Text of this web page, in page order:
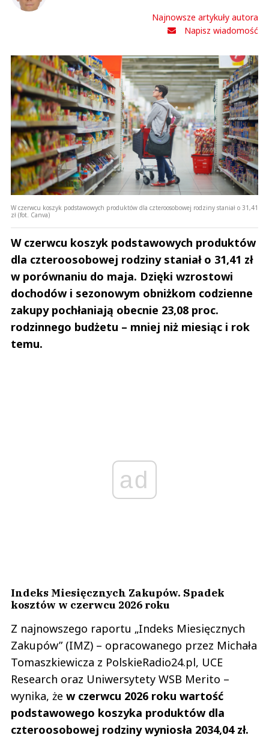
Najnowsze artykuły autora
Napisz wiadomość
W czerwcu koszyk podstawowych produktów dla czteroosobowej rodziny staniał o 31,41
zł (fot. Canva)
W czerwcu koszyk podstawowych produktów
dla czteroosobowej rodziny staniał o 31,41 zł
w porównaniu do maja. Dzięki wzrostowi
dochodów i sezonowym obniżkom codzienne
zakupy pochłaniają obecnie 23,08 proc.
rodzinnego budżetu – mniej niż miesiąc i rok
temu.
ad
Indeks Miesięcznych Zakupów. Spadek
kosztów w czerwcu 2026 roku
Z najnowszego raportu „Indeks Miesięcznych
Zakupów” (IMZ) – opracowanego przez Michała
Tomaszkiewicza z PolskieRadio24.pl, UCE
Research oraz Uniwersytety WSB Merito –
wynika, że w czerwcu 2026 roku wartość
podstawowego koszyka produktów dla
czteroosobowej rodziny wyniosła 2034,04 zł.